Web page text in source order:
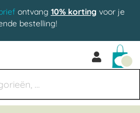
ontvang 10% korting voor je
bestelling!